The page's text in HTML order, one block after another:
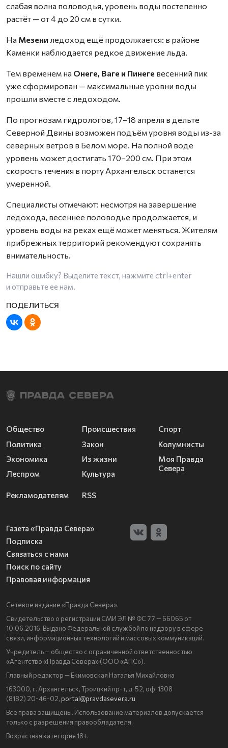
слабая волна половодья, уровень воды постепенно
растёт — от 4 до 20 см в сутки.
На Мезени ледоход ещё продолжается: в районе
Каменки наблюдается редкое движение льда.
Тем временем на Онеге, Ваге и Пинеге весенний пик
уже сформирован — максимальные уровни воды
прошли вместе с ледоходом.
По прогнозам гидрологов, 17–18 апреля в дельте
Северной Двины возможен подъём уровня воды из-за
северных ветров в Белом море. На полной воде
уровень может достигать 170–200 см. При этом
скорость течения в порту Архангельск останется
умеренной.
Специалисты отмечают: несмотря на завершение
ледохода, весеннее половодье продолжается, и
уровень воды на реках ещё может меняться. Жителям
прибрежных территорий рекомендуют сохранять
внимательность.
Нашли ошибку? Выделите текст, нажмите ctrl+enter
и отправьте ее нам.
Общество
Политика
Экономика
Леспром
Происшествия
Закон
Из жизни
Культура
Спорт
Колумнисты
Моя Правда
Севера
Рекламодателям RSS
Газета «Правда Севера»
Подписка
Связаться с нами
Поиск по сайту
Правовая информация
Сетевое издание «Правда Севера».
Свидетельство о регистрации СМИ ЭЛ № ФС 77 — 66065 от
10.06.2016. Выдано Федеральной службой по надзору в сфере
связи, информационных технологий и массовых коммуникаций.
Учредитель — общество с ограниченной ответственностью
«Агентство «Правда Севера» (ООО «АПС»).
Главный редактор — Екимовская Наталья Михайловна
163000, г. Архангельск, Троицкий пр-т, д. 52, оф. 1308
(8182) 20-46-02, portal@pravdasevera.ru
Все права защищены. Использование материалов допускается
только с разрешения правообладателя.
Возрастная категория 18+.